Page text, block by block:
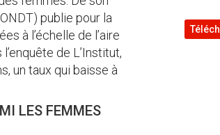
publie pour la
à l’échelle de l’aire
de L’Institut,
un taux qui baisse à
LES FEMMES